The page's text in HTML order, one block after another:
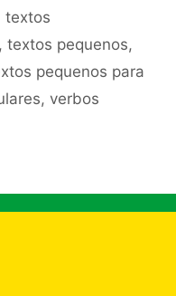
textos
, textos pequenos,
pequenos para
, verbos